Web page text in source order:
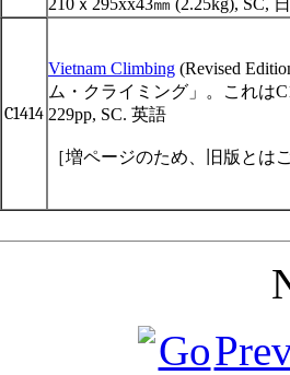
210ｘ295xx43㎜ (2.25kg),
C1414
Vietnam Climbing (Revised
ム・クライミング」。これは
229pp, SC. 英語
［増ページのため、旧版と